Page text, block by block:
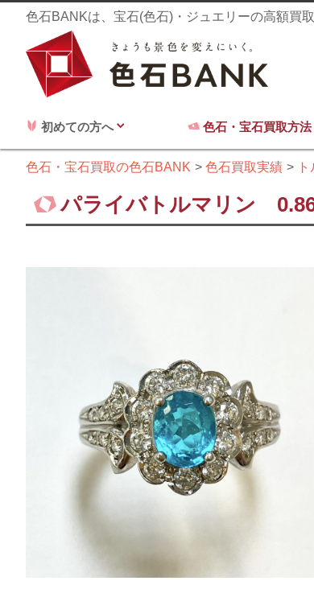
色石BANKは、宝石(色石)・ジュエリーの高額買
初めての方へ 色石・宝石買取方法
色石・宝石買取の色石BANK 色石買取実績
パライバトルマリン